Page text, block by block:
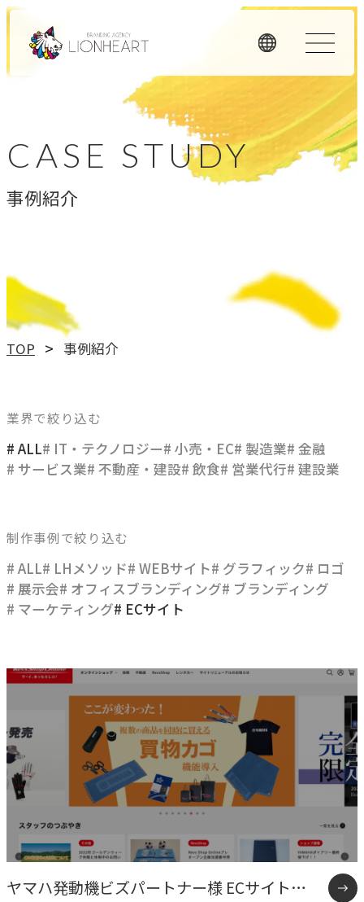
私たちの独自性
私たちは独自のメソッドと理念経営、そして顧客体験を重
視したアプローチで、お客様のビジネスに価値を提供しま
事業領域
ブランディングからマーケティング、組織支援、実行までを
一貫して支援します。
マーケティング支援
専門性で戦略をかたちにする
人と​組織の​価値共創支援
→
中期経営計画から人事を設計する
実行エンジン
→
CASE STUDY
事例紹介
TOP 事例紹介
業界で絞り込む
# ALL# IT・テクノロジー# 小売・EC# 製造業# 金融
# サービス業# 不動産・建設# 飲食# 営業代行# 建設業
制作事例で絞り込む
# ALL# LHメソッド# WEBサイト# グラフィック# ロゴ
# 展示会# オフィスブランディング# ブランディング
# マーケティング# ECサイト
ヤマハ発動機ビズパートナー様 ECサイト